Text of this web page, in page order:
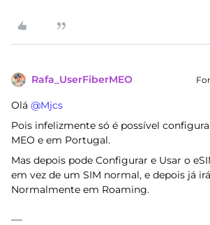
Rafa_UserFiberMEO
Olá ​ @Mjcs
Pois infelizmente só é possível
MEO e em Portugal.
Mas depois pode Configurar e Usar o
em vez de um SIM normal, e depois já
Normalmente em Roaming.